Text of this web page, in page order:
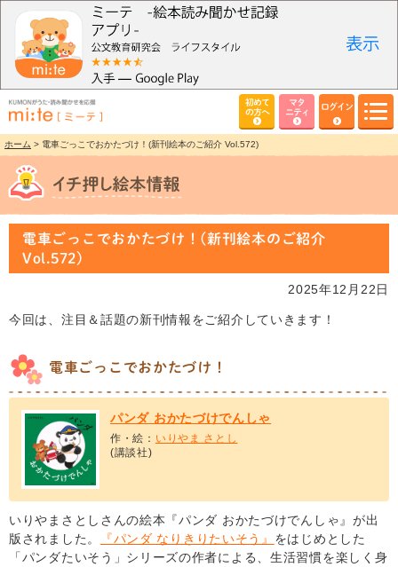
初めて
の方へ
マタ
ニティ
ログイン
ホーム > 電車ごっこでおかたづけ！(新刊絵本のご紹介 Vol.572)
電車ごっこでおかたづけ！(新刊絵本のご紹介
Vol.572)
2025年12月22日
今回は、注目＆話題の新刊情報をご紹介していきます！
電車ごっこでおかたづけ！
パンダ おかたづけでんしゃ
作・絵： いりやま さとし
(講談社)
いりやまさとしさんの絵本『パンダ おかたづけでんしゃ』が出
版されました。
『パンダ なりきりたいそう』 をはじめとした
「パンダたいそう」シリーズの作者による、生活習慣を楽しく身